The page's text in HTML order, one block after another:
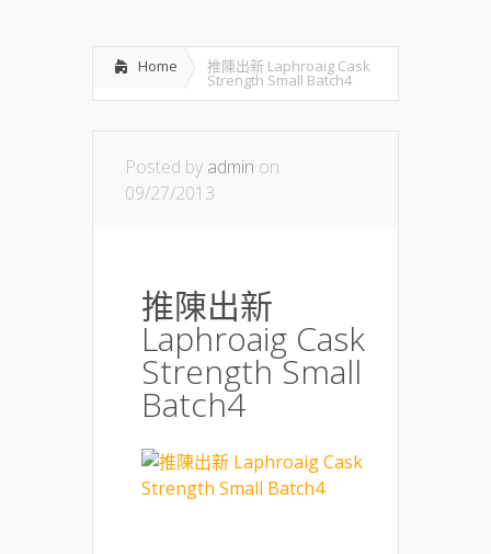
Home 推陳出新 Laphroaig Cask
Strength Small Batch4
Posted by admin on
09/27/2013
推陳出新
Laphroaig Cask
Strength Small
Batch4